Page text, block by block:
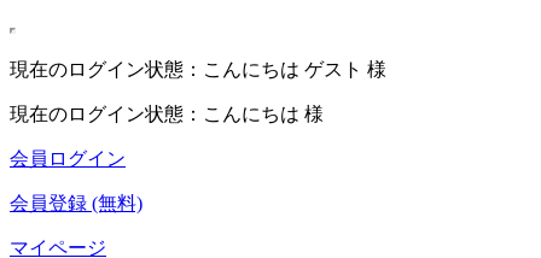
現在のログイン状態：こんにちは ゲスト 様
現在のログイン状態：こんにちは 様
会員ログイン
会員登録 (無料)
マイページ